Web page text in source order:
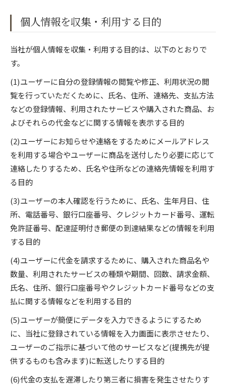
個人情報を収集・利用する目的
当社が個人情報を収集・利用する目的は、以下のとおりで
す。
(1)ユーザーに自分の登録情報の閲覧や修正、利用状況の閲
覧を行っていただくために、氏名、住所、連絡先、支払方法
などの登録情報、利用されたサービスや購入された商品、お
よびそれらの代金などに関する情報を表示する目的
(2)ユーザーにお知らせや連絡をするためにメールアドレス
を利用する場合やユーザーに商品を送付したり必要に応じて
連絡したりするため、氏名や住所などの連絡先情報を利用す
る目的
(3)ユーザーの本人確認を行うために、氏名、生年月日、住
所、電話番号、銀行口座番号、クレジットカード番号、運転
免許証番号、配達証明付き郵便の到達結果などの情報を利用
する目的
(4)ユーザーに代金を請求するために、購入された商品名や
数量、利用されたサービスの種類や期間、回数、請求金額、
氏名、住所、銀行口座番号やクレジットカード番号などの支
払に関する情報などを利用する目的
(5)ユーザーが簡便にデータを入力できるようにするため
に、当社に登録されている情報を入力画面に表示させたり、
ユーザーのご指示に基づいて他のサービスなど(提携先が提
供するものも含みます)に転送したりする目的
(6)代金の支払を遅滞したり第三者に損害を発生させたりす